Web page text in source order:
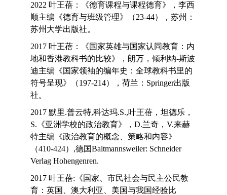
2022 叶王蓓：《德育课程与课程德育》，李西
顺主编《德育与班级管理》（23-44），苏州：
苏州大学出版社。
2017 叶王蓓：《国家英雄与国家认同教育：内
地和香港教科书的比较》，朗万，倾利纳-斯波
迪主编《国家领袖的编年史：全球教科书里的
符号呈现》（197-214），荷兰：Springer出版
社。
2017 默里.普云特,科达玛.S.,叶王蓓，坦德乐，
S.《亚洲学校的政治教育》，D.兰奇，V.来赫
特主编《政治教育的概念、策略和内容》
（410-424）,德国Baltmannsweiler: Schneider
Verlag Hohengenren.
2017 叶王蓓:《国家、市民社会与民主公民教
育：英国、澳大利亚、美国与我国经验比